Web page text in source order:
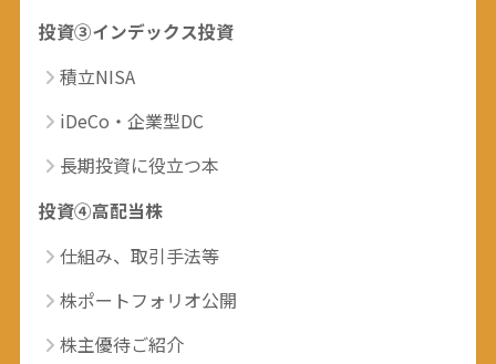
投資③インデックス投資
積立NISA
iDeCo・企業型DC
長期投資に役立つ本
投資④高配当株
仕組み、取引手法等
株ポートフォリオ公開
株主優待ご紹介